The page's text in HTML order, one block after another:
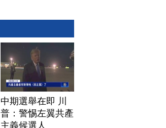
中期選舉在即 川
普：警惕左翼共產
主義候選人